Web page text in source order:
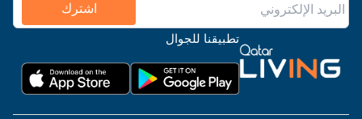
اشترك
تطبيقنا للجوال